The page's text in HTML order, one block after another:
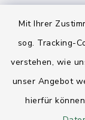
Mit Ihrer
sog. Tracking-
verstehen, wie
unser Angebot
hierfür
Ihre